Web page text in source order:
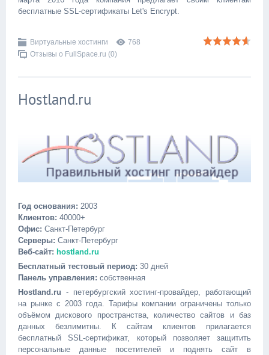
бесплатные SSL-сертификаты Let's Encrypt.
Виртуальные хостинги
768
Отзывы о FullSpace.ru (0)
Hostland.ru
Год основания: 2003
Клиентов: 40000+
Офис: Санкт-Петербург
Серверы: Санкт-Петербург
Веб-сайт: hostland.ru
Бесплатный тестовый период: 30 дней
Панель управления: собственная
Hostland.ru - петербургский хостинг-провайдер, работающий
на рынке с 2003 года. Тарифы компании ограничены только
объёмом дискового пространства, количество сайтов и баз
данных безлимитны. К сайтам клиентов прилагается
бесплатный SSL-сертификат, который позволяет защитить
персональные данные посетителей и поднять сайт в